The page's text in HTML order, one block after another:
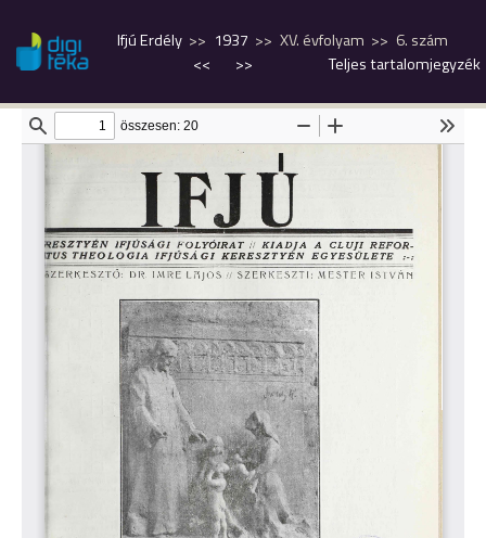
Ifjú Erdély 1937 XV. évfolyam
6. szám
<<
>> Teljes tartalomjegyzék